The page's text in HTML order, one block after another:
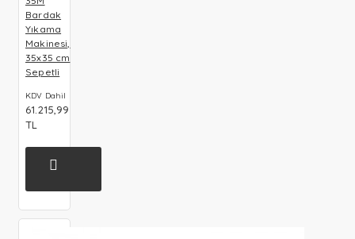
Bardak
Yıkama
Makinesi,
35x35 cm
Sepetli
KDV Dahil
61.215,99
TL